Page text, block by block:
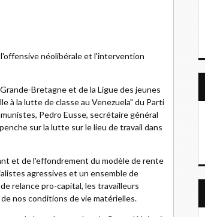
néolibérale et l'intervention
Bretagne et de la Ligue des jeunes
à la lutte de classe au Venezuela" du Parti
Pedro Eusse, secrétaire général
sur la lutte sur le lieu de travail dans
et de l'effondrement du modèle de rente
agressives et un ensemble de
relance pro-capital, les travailleurs
nos conditions de vie matérielles.